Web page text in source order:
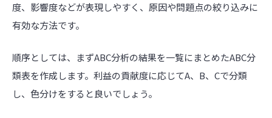
度、影響度などが表現しやすく、原因や問題点の絞り込みに
有効な方法です。
順序としては、まずABC分析の結果を一覧にまとめたABC分
類表を作成します。利益の貢献度に応じてA、B、Cで分類
し、色分けをすると良いでしょう。